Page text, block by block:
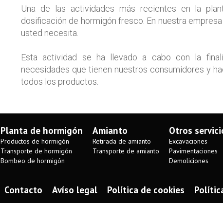
Una de las actividades más recientes en la
dosificación de hormigón fresco. En nuestra
usted necesita.
Esta actividad se ha llevado a cabo con la
necesidades que tienen nuestros consumidores y
todos los productos.
Planta de hormigón
Productos de hormigón
Transporte de hormigón
Bombeo de hormigón
Amianto
Retirada de amianto
Transporte de amianto
Otros
Excavaciones
Pavimentaciones
Demoliciones
Contacto Avíso legal Política de cookies